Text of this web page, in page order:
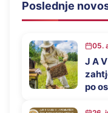
Poslednje
05.
J A V N I P O Z I V
po osnovu